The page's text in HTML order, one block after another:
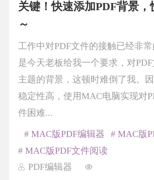
关键！快速添加PDF背景，
～
工作中对PDF文件的接触已经非
是今天老板给我一个要求，对PDF
主题的背景，这顿时难倒了我。
稳定性高，使用MAC电脑实现对
件困难...
PDF编辑器
# MAC版PDF编辑器
# MAC版
# MAC版PDF文件阅读